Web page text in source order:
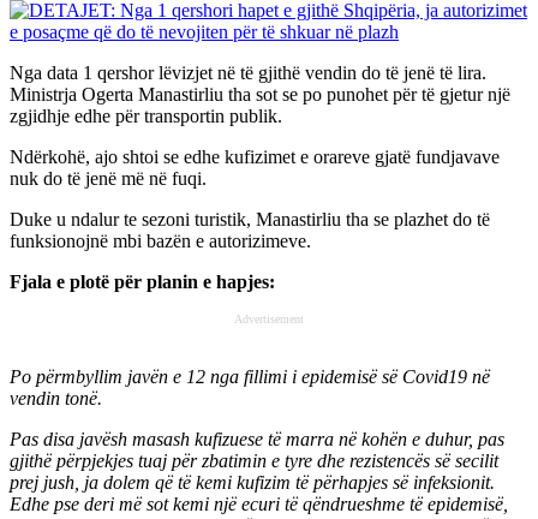
Nga data 1 qershor lëvizjet në të gjithë vendin do të jenë të lira.
Ministrja Ogerta Manastirliu tha sot se po punohet për të gjetur një
zgjidhje edhe për transportin publik.
Ndërkohë, ajo shtoi se edhe kufizimet e orareve gjatë fundjavave
nuk do të jenë më në fuqi.
Duke u ndalur te sezoni turistik, Manastirliu tha se plazhet do të
funksionojnë mbi bazën e autorizimeve.
Fjala e plotë për planin e hapjes:
Advertisement
Po përmbyllim javën e 12 nga fillimi i epidemisë së Covid19 në
vendin tonë.
Pas disa javësh masash kufizuese të marra në kohën e duhur, pas
gjithë përpjekjes tuaj për zbatimin e tyre dhe rezistencës së secilit
prej jush, ja dolem që të kemi kufizim të përhapjes së infeksionit.
Edhe pse deri më sot kemi një ecuri të qëndrueshme të epidemisë,